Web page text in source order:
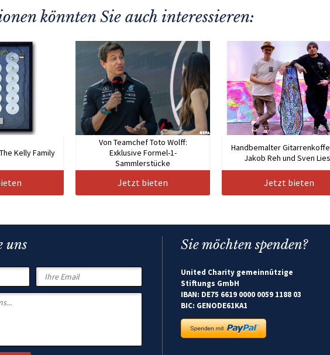
könnten Sie auch interessieren:
Kelly Family
Von Teamchef Toto Wolff:
Exklusive Formel-1-
Sammlerstücke
Jetzt bieten
Handbemalter
Jakob Reh und Sven
Jetzt bieten
uns Sie möchten spenden?
United Charity gemeinnützige
Stiftungs GmbH
IBAN: DE75 6619 0000 0059 1188 03
BIC: GENODE61KA1